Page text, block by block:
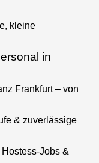
kleine
in
Frankfurt – von
& zuverlässige
Jobs &